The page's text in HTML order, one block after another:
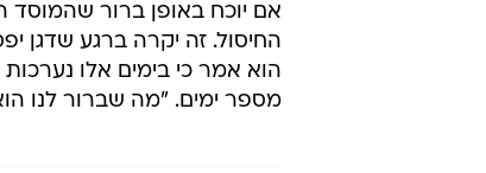
אם יוכח באופן ברור שהמוסד
החיסול. זה יקרה ברגע שדגן
הוא אמר כי בימים אלו
מספר ימים. "מה שברור לנו